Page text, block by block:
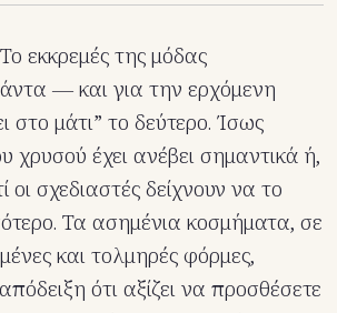
εκκρεμές της μόδας
— και για την ερχόμενη
στο μάτι” το δεύτερο. Ίσως
χρυσού έχει ανέβει σημαντικά ή,
οι σχεδιαστές δείχνουν να το
Τα ασημένια κοσμήματα, σε
και τολμηρές φόρμες,
ότι αξίζει να προσθέσετε